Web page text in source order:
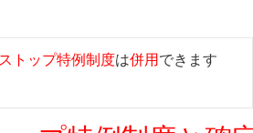
トップ特例制度は併用 できます